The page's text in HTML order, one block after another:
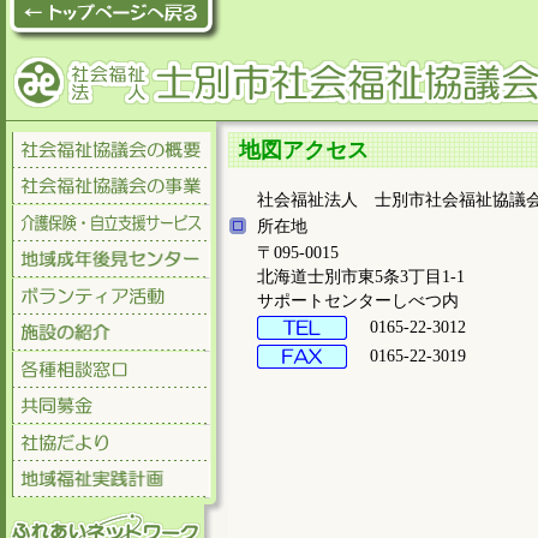
地図アクセス
社会福祉法人 士別市社会福祉協議
所在地
〒095-0015
北海道士別市東5条3丁目1-1
サポートセンターしべつ内
0165-22-3012
0165-22-3019